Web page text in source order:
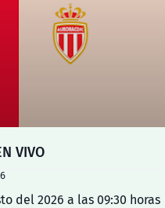
VIVO
del 2026 a las 09:30 horas